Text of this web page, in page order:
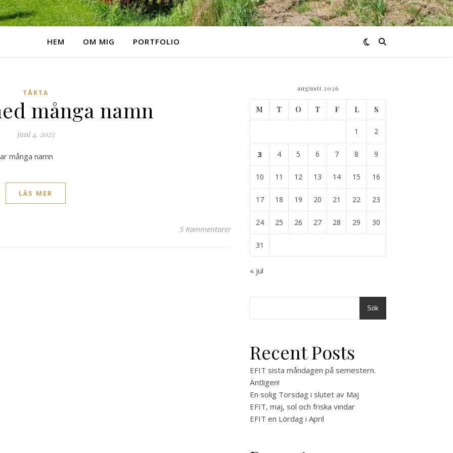
HEM OM MIG PORTFOLIO
TÅRTA
många namn
juni 4, 2023
många namn
LÄS MER
5 Kommentarer
augusti 2026
M T O T F L S
1 2
3 4 5 6 7 8 9
10 11 12 13 14 15 16
17 18 19 20 21 22 23
24 25 26 27 28 29 30
31
« jul
Sök
Recent Posts
EFIT sista måndagen på semestern.
Äntligen!
En solig Torsdag i slutet av Maj
EFIT, maj, sol och friska vindar
EFIT en Lördag i April